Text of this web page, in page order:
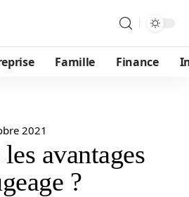
Famille Finance
2021
avantages
?